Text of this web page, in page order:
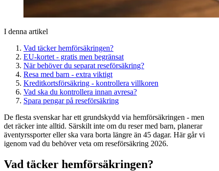
I denna artikel
Vad täcker hemförsäkringen?
EU-kortet - gratis men begränsat
När behöver du separat reseförsäkring?
Resa med barn - extra viktigt
Kreditkortsförsäkring - kontrollera villkoren
Vad ska du kontrollera innan avresa?
Spara pengar på reseförsäkring
De flesta svenskar har ett grundskydd via hemförsäkringen - men
det räcker inte alltid. Särskilt inte om du reser med barn, planerar
äventyrssporter eller ska vara borta längre än 45 dagar. Här går vi
igenom vad du behöver veta om reseförsäkring 2026.
Vad täcker hemförsäkringen?